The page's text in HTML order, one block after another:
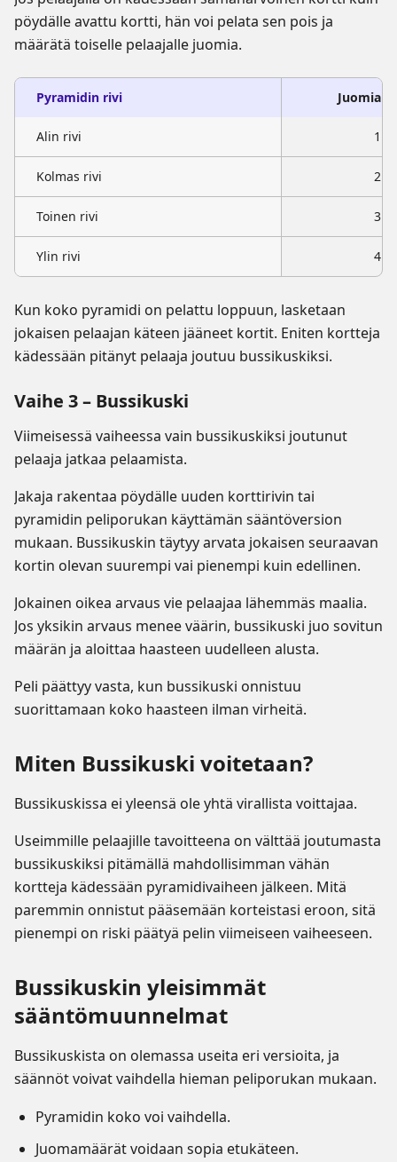
pöydälle avattu kortti, hän voi pelata sen pois ja
määrätä toiselle pelaajalle juomia.
Pyramidin rivi Juomia
Alin rivi 1
Kolmas rivi 2
Toinen rivi 3
Ylin rivi 4
Kun koko pyramidi on pelattu loppuun, lasketaan
jokaisen pelaajan käteen jääneet kortit. Eniten kortteja
kädessään pitänyt pelaaja joutuu bussikuskiksi.
Vaihe 3 – Bussikuski
Viimeisessä vaiheessa vain bussikuskiksi joutunut
pelaaja jatkaa pelaamista.
Jakaja rakentaa pöydälle uuden korttirivin tai
pyramidin peliporukan käyttämän sääntöversion
mukaan. Bussikuskin täytyy arvata jokaisen seuraavan
kortin olevan suurempi vai pienempi kuin edellinen.
Jokainen oikea arvaus vie pelaajaa lähemmäs maalia.
Jos yksikin arvaus menee väärin, bussikuski juo sovitun
määrän ja aloittaa haasteen uudelleen alusta.
Peli päättyy vasta, kun bussikuski onnistuu
suorittamaan koko haasteen ilman virheitä.
Miten Bussikuski voitetaan?
Bussikuskissa ei yleensä ole yhtä virallista voittajaa.
Useimmille pelaajille tavoitteena on välttää joutumasta
bussikuskiksi pitämällä mahdollisimman vähän
kortteja kädessään pyramidivaiheen jälkeen. Mitä
paremmin onnistut pääsemään korteistasi eroon, sitä
pienempi on riski päätyä pelin viimeiseen vaiheeseen.
Bussikuskin yleisimmät
sääntömuunnelmat
Bussikuskista on olemassa useita eri versioita, ja
säännöt voivat vaihdella hieman peliporukan mukaan.
Pyramidin koko voi vaihdella.
Juomamäärät voidaan sopia etukäteen.